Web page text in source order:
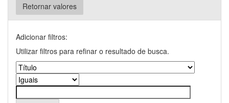
Retornar valores
Adicionar filtros:
Utilizar filtros para refinar o resultado de busca.